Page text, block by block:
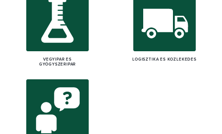
VEGYIPAR ÉS
GYÓGYSZERIPAR
LOGISZTIKA ÉS KÖZLEKEDÉS